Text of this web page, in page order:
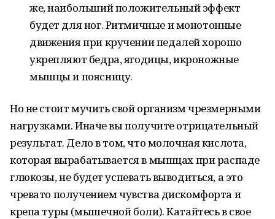
же, наибольший положительный эффект
будет для ног. Ритмичные и монотонные
движения при кручении педалей хорошо
укрепляют бедра, ягодицы, икроножные
мышцы и поясницу.
Но не стоит мучить свой организм чрезмерными
нагрузками. Иначе вы получите отрицательный
результат. Дело в том, что молочная кислота,
которая вырабатывается в мышцах при распаде
глюкозы, не будет успевать выводиться, а это
чревато получением чувства дискомфорта и
крепа туры (мышечной боли). Катайтесь в свое